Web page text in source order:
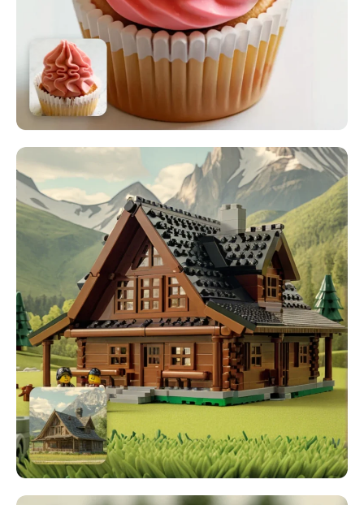
Filtro de IA
Gerador de tiro na cabeça Pro
Gerador de tiro na cabeça AI
Criador de fotos para passaporte
Ferramentas de vídeo
Efeitos de vídeo
Aprimorador de vídeo
Removedor de Marca-d'água de Vídeo